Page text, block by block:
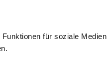
für soziale Medien